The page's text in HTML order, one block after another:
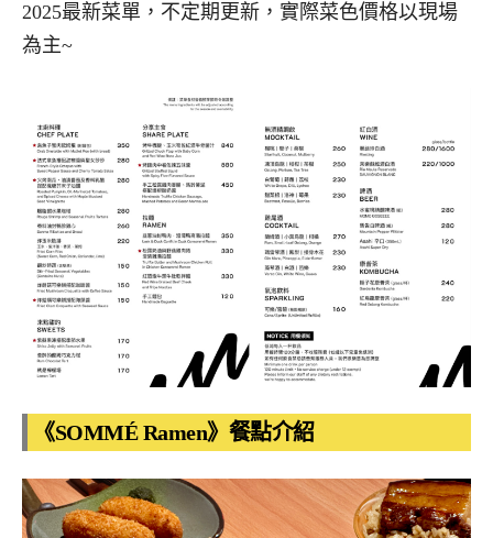
2025最新菜單，不定期更新，實際菜色價格以現場
為主~
《SOMMÉ Ramen》餐點介紹